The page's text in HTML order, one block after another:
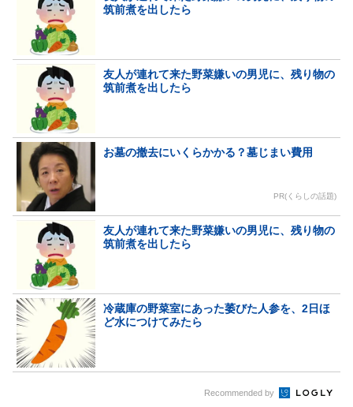
筑前煮を出したら
友人が連れて来た野菜嫌いの男児に、残り物の
筑前煮を出したら
お墓の撤去にいくらかかる？墓じまい費用
PR(くらしの話題)
友人が連れて来た野菜嫌いの男児に、残り物の
筑前煮を出したら
冷蔵庫の野菜室にあった萎びた人参を、2日ほ
ど水につけてみたら
Recommended by